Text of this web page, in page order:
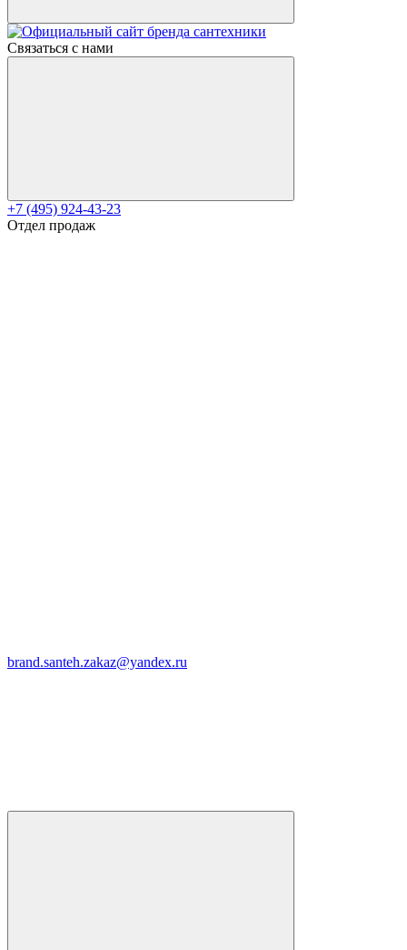
Связаться с нами
+7 (495) 924-43-23
Отдел продаж
brand.santeh.zakaz@yandex.ru